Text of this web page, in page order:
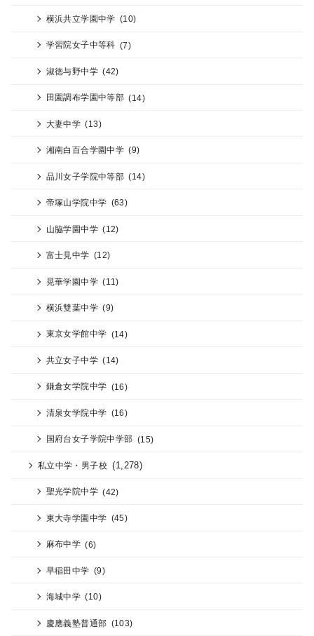
横浜共立学園中学 (10)
学習院女子中等科 (7)
淑徳与野中学 (42)
田園調布学園中等部 (14)
大妻中学 (13)
湘南白百合学園中学 (9)
品川女子学院中等部 (14)
帝塚山学院中学 (63)
山脇学園中学 (12)
富士見中学 (12)
晃華学園中学 (11)
横浜雙葉中学 (9)
東京女学館中学 (14)
共立女子中学 (14)
鎌倉女学院中学 (16)
清泉女学院中学 (16)
国府台女子学院中学部 (15)
私立中学・男子校 (1,278)
聖光学院中学 (42)
東大寺学園中学 (45)
麻布中学 (6)
早稲田中学 (9)
海城中学 (10)
慶應義塾普通部 (103)